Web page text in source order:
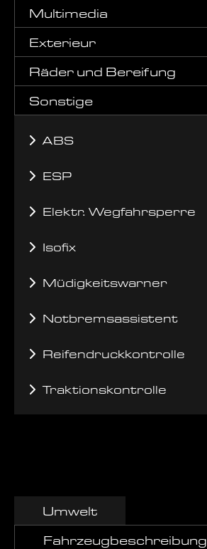
Multimedia
Exterieur
Räder und Bereifung
Sonstige
ABS
ESP
Elektr. Wegfahrsperre
Isofix
Müdigkeitswarner
Notbremsassistent
Reifendruckkontrolle
Traktionskontrolle
Umwelt
Fahrzeugbeschreibung